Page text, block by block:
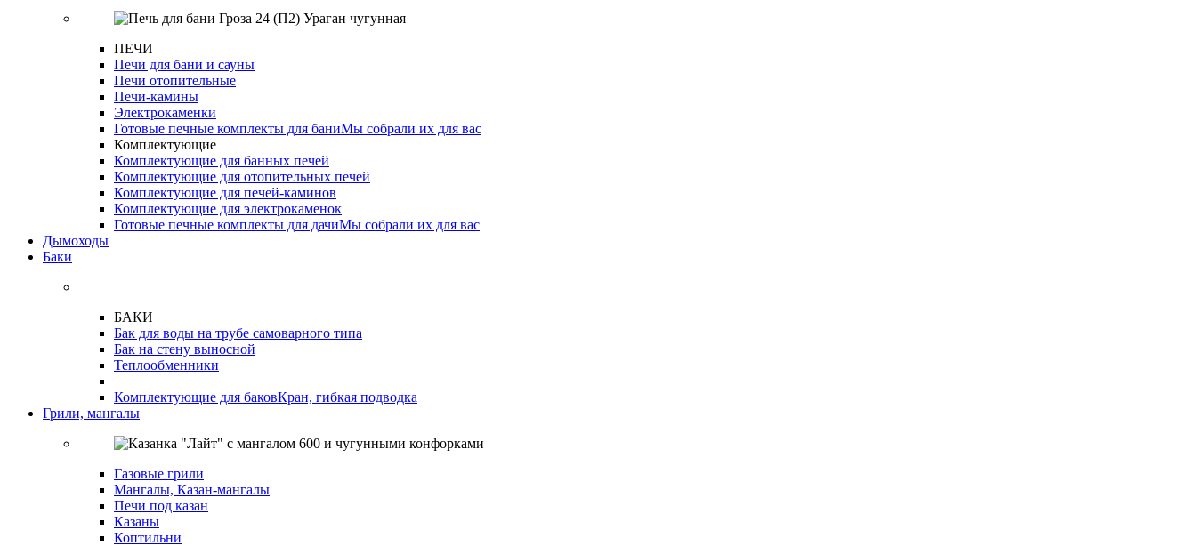
ПЕЧИ
Печи для бани и сауны
Печи отопительные
Печи-камины
Электрокаменки
Готовые печные комплекты для баниМы собрали их для вас
Комплектующие
Комплектующие для банных печей
Комплектующие для отопительных печей
Комплектующие для печей-каминов
Комплектующие для электрокаменок
Готовые печные комплекты для дачиМы собрали их для вас
Дымоходы
Баки
БАКИ
Бак для воды на трубе самоварного типа
Бак на стену выносной
Теплообменники
Комплектующие для баковКран, гибкая подводка
Грили, мангалы
Газовые грили
Мангалы, Казан-мангалы
Печи под казан
Казаны
Коптильни